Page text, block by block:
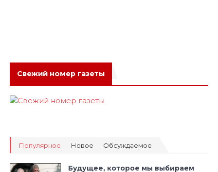
Свежий номер газеты
Популярное Новое Обсуждаемое
Будущее, которое мы выбираем